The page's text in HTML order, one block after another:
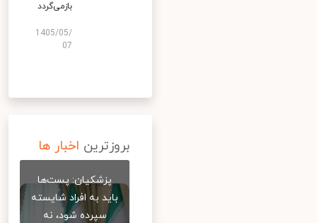
بازمی‌گردد
1405/05/
07
بروزترین اخبار ها
پزشکیان: پست‌ها
باید به افراد شایسته
سپرده شود، نه